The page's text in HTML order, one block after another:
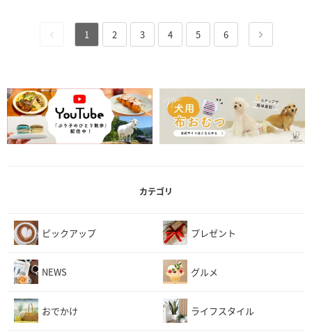
1 2 3 4 5 6
カテゴリ
ピックアップ プレゼント
NEWS グルメ
おでかけ ライフスタイル